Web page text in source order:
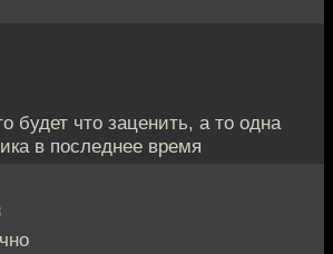
будет что заценить, а то одна
в последнее время